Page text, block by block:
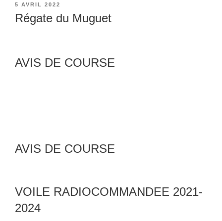
PUBLIÉ
LE
5 AVRIL 2022
Régate du Muguet
AVIS DE COURSE
AVIS DE COURSE
VOILE RADIOCOMMANDEE 2021-
2024